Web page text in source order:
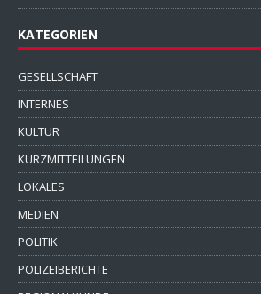
KATEGORIEN
GESELLSCHAFT
INTERNES
KULTUR
KURZMITTEILUNGEN
LOKALES
MEDIEN
POLITIK
POLIZEIBERICHTE